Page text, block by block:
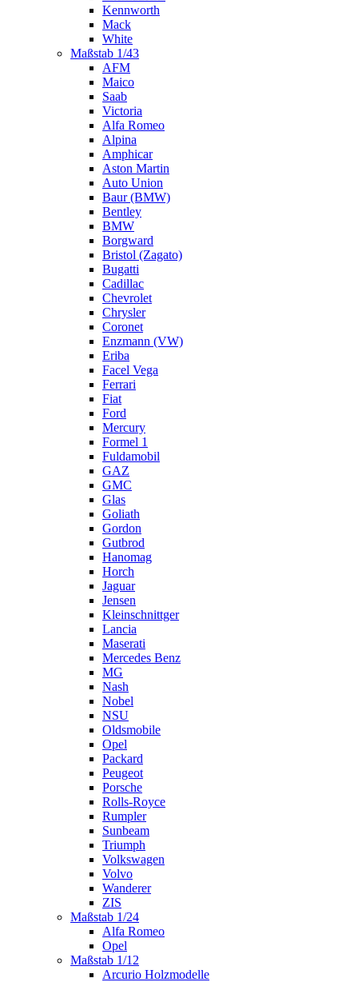
Kennworth
Mack
White
Maßstab 1/43
AFM
Maico
Saab
Victoria
Alfa Romeo
Alpina
Amphicar
Aston Martin
Auto Union
Baur (BMW)
Bentley
BMW
Borgward
Bristol (Zagato)
Bugatti
Cadillac
Chevrolet
Chrysler
Coronet
Enzmann (VW)
Eriba
Facel Vega
Ferrari
Fiat
Ford
Mercury
Formel 1
Fuldamobil
GAZ
GMC
Glas
Goliath
Gordon
Gutbrod
Hanomag
Horch
Jaguar
Jensen
Kleinschnittger
Lancia
Maserati
Mercedes Benz
MG
Nash
Nobel
NSU
Oldsmobile
Opel
Packard
Peugeot
Porsche
Rolls-Royce
Rumpler
Sunbeam
Triumph
Volkswagen
Volvo
Wanderer
ZIS
Maßstab 1/24
Alfa Romeo
Opel
Maßstab 1/12
Arcurio Holzmodelle